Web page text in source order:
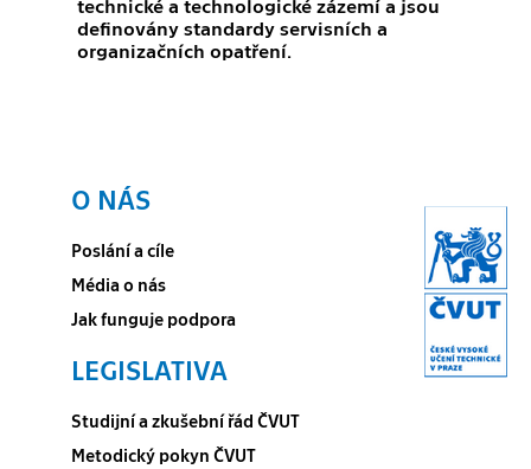
technické a technologické zázemí a jsou
definovány standardy servisních a
organizačních opatření.
O NÁS
Poslání a cíle
Média o nás
Jak funguje podpora
LEGISLATIVA
Studijní a zkušební řád ČVUT
Metodický pokyn ČVUT